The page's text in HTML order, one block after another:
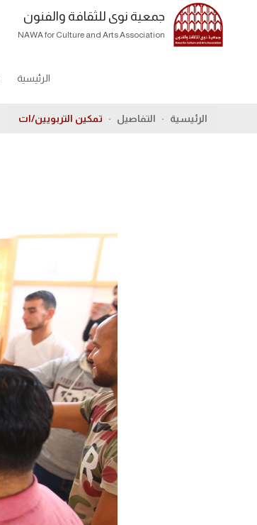
جمعية نوى للثقافة والفنون
NAWA for Culture and Arts Association
الرئيسية
الرئيسية التفاصيل تمكين التربويين/ات